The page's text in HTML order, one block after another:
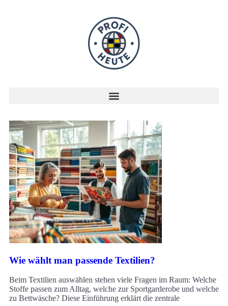
Wie wählt man passende Textilien?
Beim Textilien auswählen stehen viele Fragen im Raum: Welche
Stoffe passen zum Alltag, welche zur Sportgarderobe und welche
zu Bettwäsche? Diese Einführung erklärt die zentrale